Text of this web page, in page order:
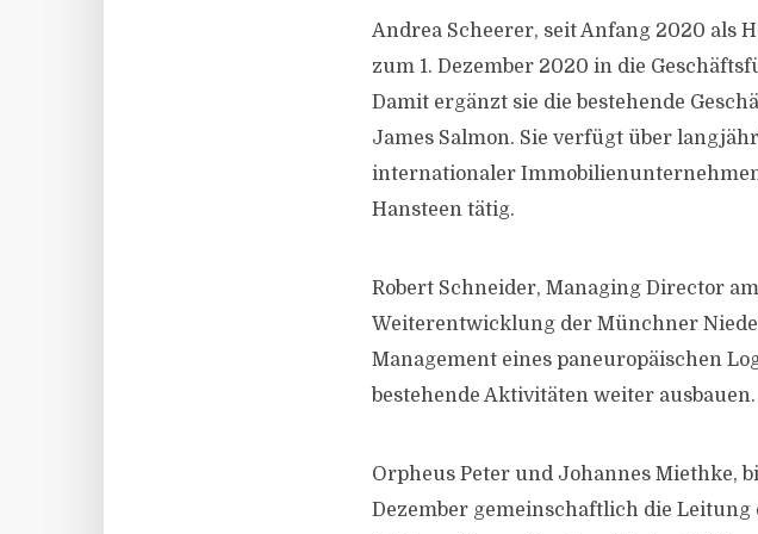
Andrea Scheerer, seit Anfang 2020 als
zum 1. Dezember 2020 in die
Damit ergänzt sie die bestehende
James Salmon. Sie verfügt über
internationaler
Hansteen tätig.
Robert Schneider, Managing Director
Weiterentwicklung der Münchner
Management eines paneuropäischen
bestehende Aktivitäten weiter ausbauen.
Orpheus Peter und Johannes Miethke,
Dezember gemeinschaftlich die Leitung